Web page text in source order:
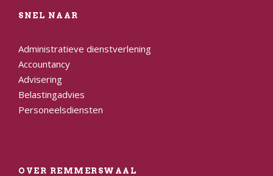
SNEL NAAR
Administratieve dienstverlening
Accountancy
Advisering
Belastingadvies
Personeelsdiensten
OVER REMMERSWAAL